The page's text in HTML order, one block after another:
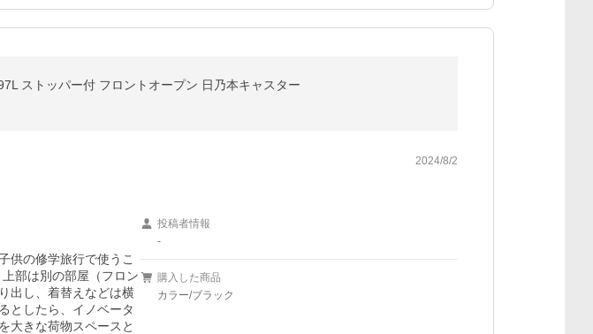
ストッパー付 フロントオープン 日乃本キャスター
2024/8/2
供の修学旅行で使うこ
部は別の部屋（フロン
出し、着替えなどは横
としたら、イノベータ
大きな荷物スペースと
投稿者情報
-
購入した商品
カラー/ブラック